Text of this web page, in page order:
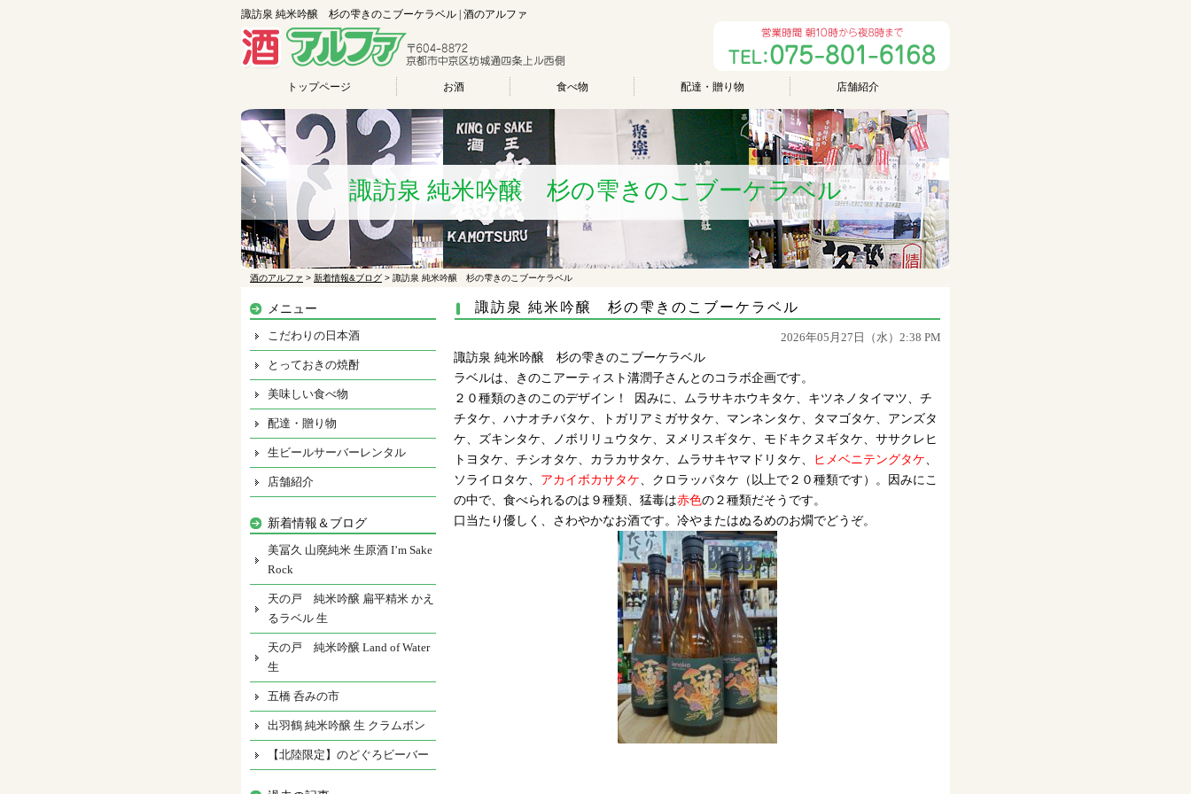
諏訪泉 純米吟醸 杉の雫きのこブーケラベル | 酒のアルファ
トップページ お酒 食べ物 配達・贈り物 店舗紹介
諏訪泉 純米吟醸 杉の雫きのこブーケラベル
酒のアルファ > 新着情報&ブログ > 諏訪泉 純米吟醸 杉の雫きのこブーケラベル
諏訪泉 純米吟醸 杉の雫きのこブーケラベル
2026年05月27日（水）2:38 PM
諏訪泉 純米吟醸 杉の雫きのこブーケラベル
ラベルは、きのこアーティスト溝潤子さんとのコラボ企画です。
２０種類のきのこのデザイン！ 因みに、
ムラサキホウキタケ、キツネノタイマツ、チ
チタケ、ハナオチバタケ、
トガリアミガサタケ、マンネンタケ、タマゴタケ、アンズタ
ケ、ズキンタケ、ノボリリュウタケ、ヌメリスギタケ、モドキクヌギタケ、ササクレヒ
トヨタケ、チシオタケ、カラカサタケ、ムラサキヤマドリタケ、
ヒメベニテングタケ
ソライロタケ、 アカイボカサタケ
クロラッパタケ（以上で２０種類です）。因みにこ
の中で、食べられるのは９種類、猛毒は赤色の２種類だそうです。
口当たり優しく、さわやかなお酒です。冷やまたはぬるめのお燗でどうぞ。
メニュー
こだわりの日本酒
とっておきの焼酎
美味しい食べ物
配達・贈り物
生ビールサーバーレンタル
店舗紹介
新着情報＆ブログ
美冨久 山廃純米 生原酒 I’m Sake
Rock
天の戸 純米吟醸 扁平精米 かえ
るラベル 生
天の戸 純米吟醸 Land of Water
生
五橋 呑みの市
出羽鶴 純米吟醸 生 クラムボン
【北陸限定】のどぐろビーバー